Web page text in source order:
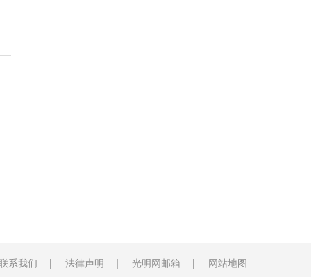
系我们 法律声明 光明网邮箱 网站地图